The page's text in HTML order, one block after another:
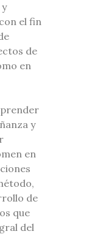
el fin
de
en
y
en
de
que
del